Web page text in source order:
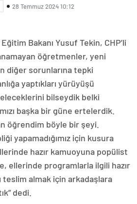
28 Temmuz 2024 10:12
Bakanı Yusuf Tekin, CHP’li
öğretmenler, yeni
diğer sorunlarına tepki
yaptıkları yürüyüşü
bilseydik belki
başka bir güne ertelerdik.
öğrendim böyle bir şeyi.
yapamadığımız için kusura
hazır kamuoyuna popülist
ellerinde programlarla ilgili hazır
teslim almak için arkadaşlara
dedi.